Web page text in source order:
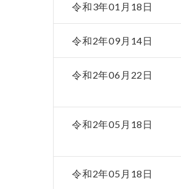
令和3年01月18日
令和2年09月14日
令和2年06月22日
令和2年05月18日
令和2年05月18日